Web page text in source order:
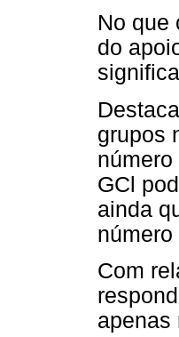
No que
do
grupos
GCl
ainda
Com
apenas